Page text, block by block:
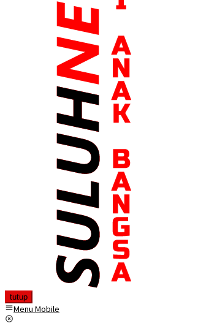
tutup
Menu Mobile